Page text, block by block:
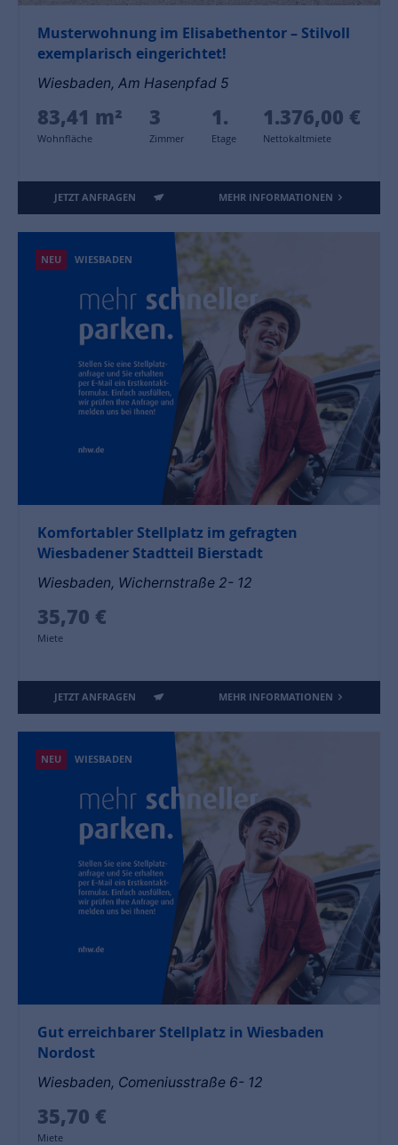
Musterwohnung im Elisabethentor – Stilvoll
exemplarisch eingerichtet!
Wiesbaden, Am Hasenpfad 5
83,41 m²
Wohnfläche
3
Zimmer
1.
Etage
1.376,00 €
Nettokaltmiete
JETZT ANFRAGEN MEHR INFORMATIONEN
NEU WIESBADEN
Komfortabler Stellplatz im gefragten
Wiesbadener Stadtteil Bierstadt
Wiesbaden, Wichernstraße 2- 12
35,70 €
Miete
JETZT ANFRAGEN MEHR INFORMATIONEN
NEU WIESBADEN
Gut erreichbarer Stellplatz in Wiesbaden
Nordost
Wiesbaden, Comeniusstraße 6- 12
35,70 €
Miete